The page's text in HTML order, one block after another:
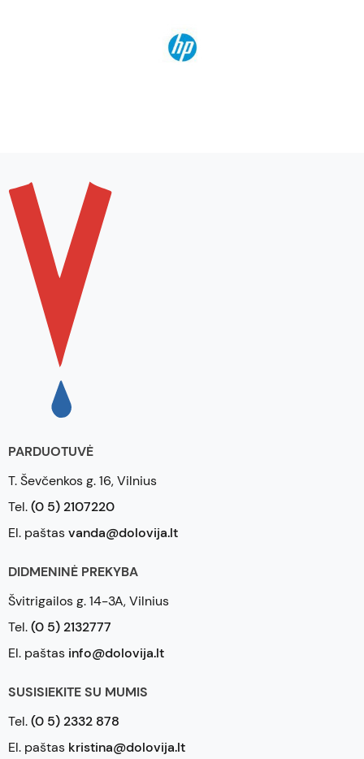
PARDUOTUVĖ
T. Ševčenkos g. 16, Vilnius
Tel.(0 5) 2107220
El. paštasvanda@dolovija.lt
DIDMENINĖ PREKYBA
Švitrigailos g. 14-3A, Vilnius
Tel.(0 5) 2132777
El. paštas info@dolovija.lt
SUSISIEKITE SU MUMIS
Tel.(0 5) 2332 878
El. paštas kristina@dolovija.lt